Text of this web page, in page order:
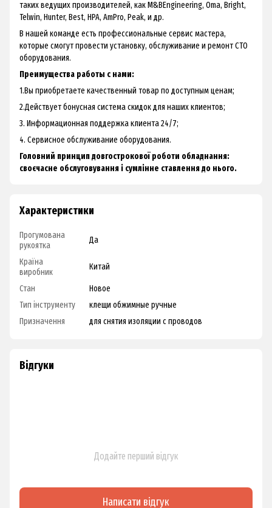
таких ведущих производителей, как M&BEngineering, Oma, Bright,
Telwin, Hunter, Best, HPA, AmPro, Peak, и др.
В нашей команде есть профессиональные сервис мастера,
которые смогут провести установку, обслуживание и ремонт СТО
оборудования.
Преимущества работы с нами:
1.Вы приобретаете качественный товар по доступным ценам;
2.Действует бонусная система скидок для наших клиентов;
3. Информационная поддержка клиента 24/7;
4. Сервисное обслуживание оборудования.
Головний принцип довгострокової роботи обладнання:
своєчасне обслуговування і сумлінне ставлення до нього.
Характеристики
Прогумована
рукоятка
Да
Країна
виробник
Китай
Стан
Новое
Тип інструменту
клещи обжимные ручные
Призначення
для снятия изоляции с проводов
Відгуки
Додайте перший відгук
Написати відгук